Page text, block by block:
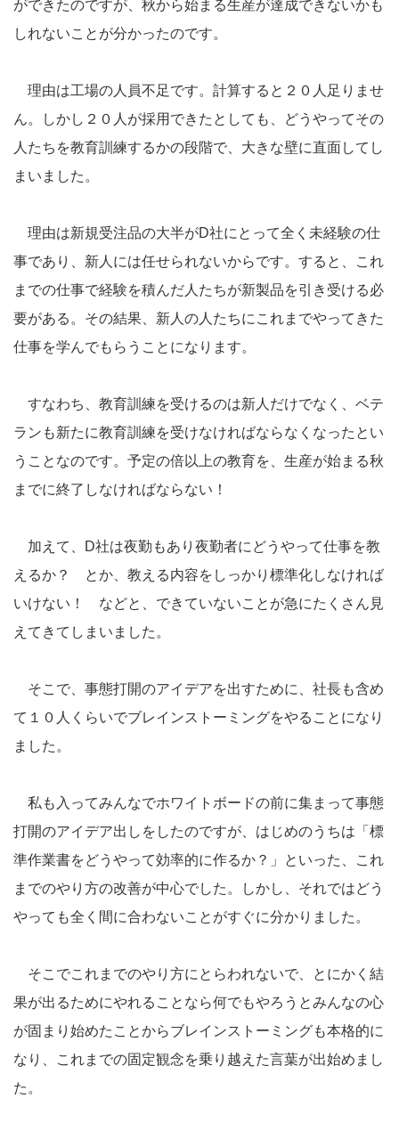
ができたのですが、秋から始まる生産が達成できないかも
しれないことが分かったのです。
理由は工場の人員不足です。計算すると２０人足りませ
ん。しかし２０人が採用できたとしても、どうやってその
人たちを教育訓練するかの段階で、大きな壁に直面してし
まいました。
理由は新規受注品の大半がD社にとって全く未経験の仕
事であり、新人には任せられないからです。すると、これ
までの仕事で経験を積んだ人たちが新製品を引き受ける必
要がある。その結果、新人の人たちにこれまでやってきた
仕事を学んでもらうことになります。
すなわち、教育訓練を受けるのは新人だけでなく、ベテ
ランも新たに教育訓練を受けなければならなくなったとい
うことなのです。予定の倍以上の教育を、生産が始まる秋
までに終了しなければならない！
加えて、D社は夜勤もあり夜勤者にどうやって仕事を教
えるか？ とか、教える内容をしっかり標準化しなければ
いけない！ などと、できていないことが急にたくさん見
えてきてしまいました。
そこで、事態打開のアイデアを出すために、社長も含め
て１０人くらいでブレインストーミングをやることになり
ました。
私も入ってみんなでホワイトボードの前に集まって事態
打開のアイデア出しをしたのですが、はじめのうちは「標
準作業書をどうやって効率的に作るか？」といった、これ
までのやり方の改善が中心でした。しかし、それではどう
やっても全く間に合わないことがすぐに分かりました。
そこでこれまでのやり方にとらわれないで、とにかく結
果が出るためにやれることなら何でもやろうとみんなの心
が固まり始めたことからブレインストーミングも本格的に
なり、これまでの固定観念を乗り越えた言葉が出始めまし
た。